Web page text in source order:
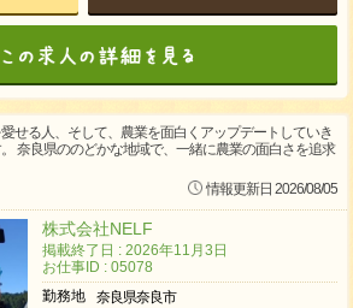
せる人、そして、農業を面白くアップデートしていき
奈良県ののどかな地域で、一緒に農業の面白さを追求
情報更新日 2026/08/05
株式会社NELF
掲載終了日 : 2026年11月3日
お仕事ID : 05078
勤務地
奈良県奈良市